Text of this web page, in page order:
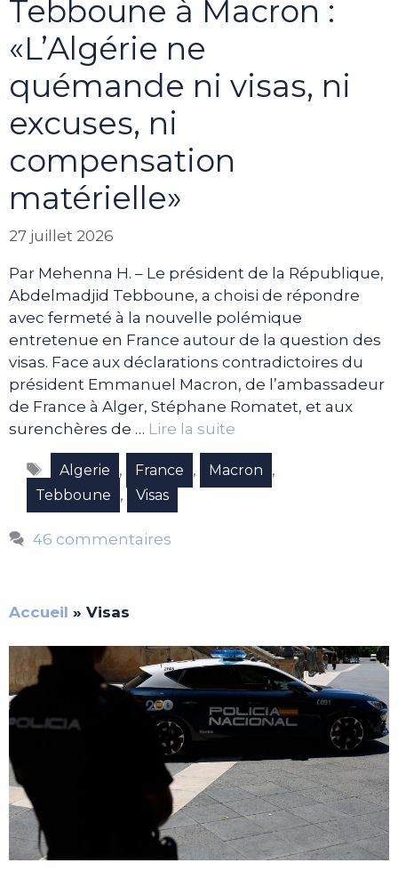
Tebboune à Macron :
«L’Algérie ne
quémande ni visas, ni
excuses, ni
compensation
matérielle»
27 juillet 2026
Par Mehenna H. – Le président de la République,
Abdelmadjid Tebboune, a choisi de répondre
avec fermeté à la nouvelle polémique
entretenue en France autour de la question des
visas. Face aux déclarations contradictoires du
président Emmanuel Macron, de l’ambassadeur
de France à Alger, Stéphane Romatet, et aux
surenchères de … Lire la suite
Étiquettes
Algerie , France , Macron ,
Tebboune , Visas
46 commentaires
Accueil » Visas